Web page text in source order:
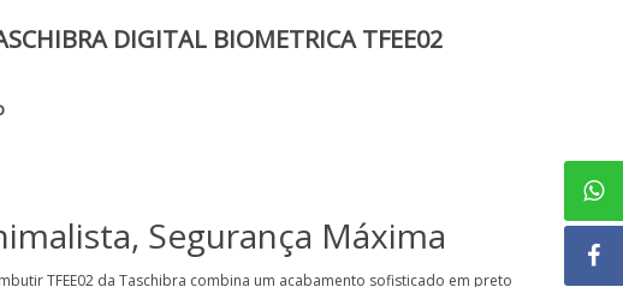
DIGITAL BIOMETRICA TFEE02
Segurança Máxima
TFEE02 da Taschibra combina um acabamento sofisticado em preto